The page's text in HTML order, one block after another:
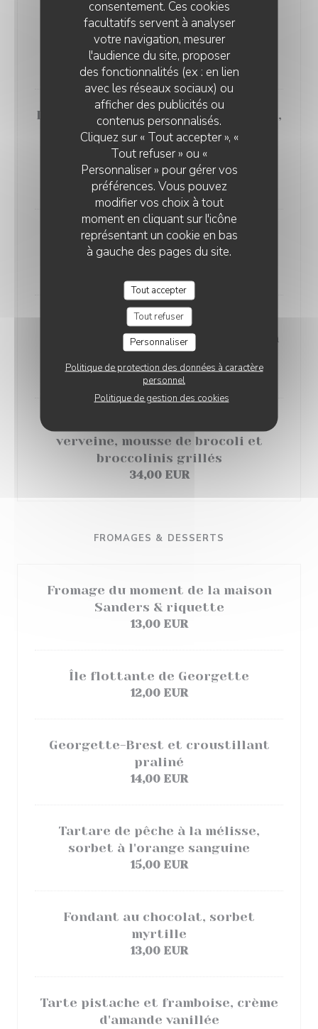
consentement. Ces cookies
facultatifs servent à analyser
votre navigation, mesurer
l'audience du site, proposer
des fonctionnalités (ex : en lien
avec les réseaux sociaux) ou
afficher des publicités ou
contenus personnalisés.
Cliquez sur « Tout accepter », «
Tout refuser » ou «
Personnaliser » pour gérer vos
préférences. Vous pouvez
modifier vos choix à tout
moment en cliquant sur l'icône
représentant un cookie en bas
à gauche des pages du site.
Tout accepter
Tout refuser
Personnaliser
Politique de protection des données à caractère
personnel
Politique de gestion des cookies
Tartare de bœuf charolais, jaune
d'oeuf confit au sel, frites au
couteau
26,00 EUR
Demi magret de canard Label Rouge,
réduction de mûres, duo de
carottes au gingembre, poivre de
Sichuan
37,00 EUR
Chou farçi aux légumes de saison,
jus corsé et carottes glaces
Pavé d'espadon mi-cuit, coulis de
poivron jaune, courgettes farcies à
la marmelade de tomate
32,00 EUR
verveine, mousse de brocoli et
broccolinis grillés
34,00 EUR
FROMAGES & DESSERTS
Fromage du moment de la maison
Sanders & riquette
13,00 EUR
Île flottante de Georgette
12,00 EUR
Georgette-Brest et croustillant
praliné
14,00 EUR
Tartare de pêche à la mélisse,
sorbet à l'orange sanguine
15,00 EUR
Fondant au chocolat, sorbet
myrtille
13,00 EUR
Tarte pistache et framboise, crème
d'amande vanillée